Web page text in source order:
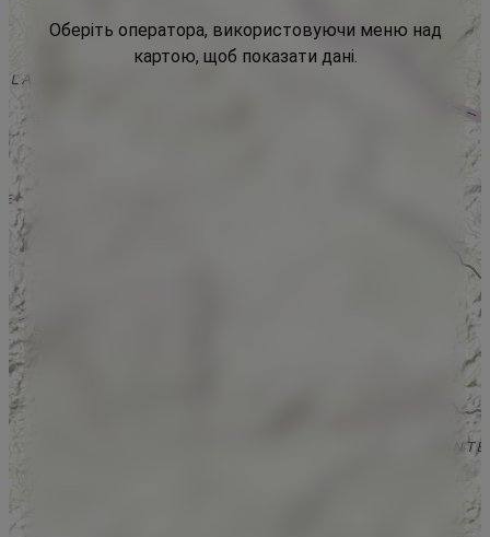
Оберіть оператора, використовуючи меню над
картою, щоб показати дані.